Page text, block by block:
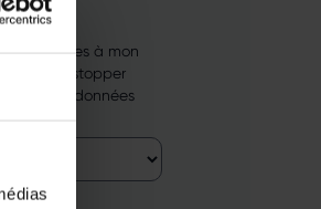
utiles à mon
clic, stopper
des données